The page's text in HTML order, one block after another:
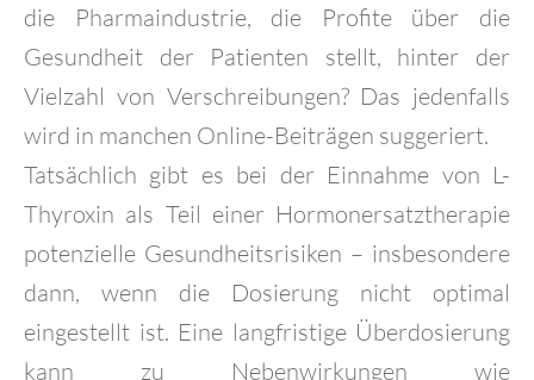
die Pharmaindustrie, die Profite über die
Gesundheit der Patienten stellt, hinter der
Vielzahl von Verschreibungen? Das jedenfalls
wird in manchen Online-Beiträgen suggeriert.
Tatsächlich gibt es bei der Einnahme von L-
Thyroxin als Teil einer Hormonersatztherapie
potenzielle Gesundheitsrisiken – insbesondere
dann, wenn die Dosierung nicht optimal
eingestellt ist. Eine langfristige Überdosierung
kann zu Nebenwirkungen wie